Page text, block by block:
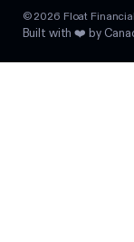
© 2026 Float
Built with ❤️ by